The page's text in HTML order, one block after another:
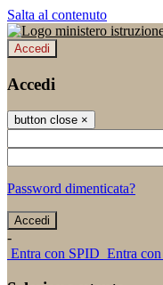
Salta al contenuto
Accedi
Accedi
button close ×
Password dimenticata?
-
Entra con SPID Entra